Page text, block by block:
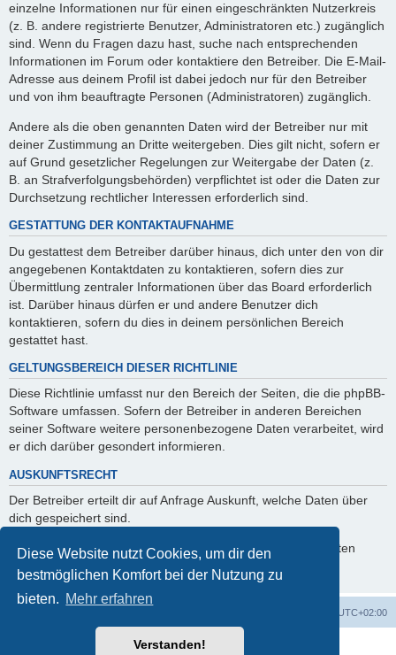
Diese Website nutzt Cookies, um dir den
bestmöglichen Komfort bei der Nutzung zu
bieten. Mehr erfahren
Verstanden!
einzelne Informationen nur für einen eingeschränkten Nutzerkreis
(z. B. andere registrierte Benutzer, Administratoren etc.) zugänglich
sind. Wenn du Fragen dazu hast, suche nach entsprechenden
Informationen im Forum oder kontaktiere den Betreiber. Die E-Mail-
Adresse aus deinem Profil ist dabei jedoch nur für den Betreiber
und von ihm beauftragte Personen (Administratoren) zugänglich.
Andere als die oben genannten Daten wird der Betreiber nur mit
deiner Zustimmung an Dritte weitergeben. Dies gilt nicht, sofern er
auf Grund gesetzlicher Regelungen zur Weitergabe der Daten (z.
B. an Strafverfolgungsbehörden) verpflichtet ist oder die Daten zur
Durchsetzung rechtlicher Interessen erforderlich sind.
GESTATTUNG DER KONTAKTAUFNAHME
Du gestattest dem Betreiber darüber hinaus, dich unter den von dir
angegebenen Kontaktdaten zu kontaktieren, sofern dies zur
Übermittlung zentraler Informationen über das Board erforderlich
ist. Darüber hinaus dürfen er und andere Benutzer dich
kontaktieren, sofern du dies in deinem persönlichen Bereich
gestattet hast.
GELTUNGSBEREICH DIESER RICHTLINIE
Diese Richtlinie umfasst nur den Bereich der Seiten, die die phpBB-
Software umfassen. Sofern der Betreiber in anderen Bereichen
seiner Software weitere personenbezogene Daten verarbeitet, wird
er dich darüber gesondert informieren.
AUSKUNFTSRECHT
Der Betreiber erteilt dir auf Anfrage Auskunft, welche Daten über
dich gespeichert sind.
Du kannst jederzeit die Löschung bzw. Sperrung deiner Daten
verlangen. Kontaktiere hierzu bitte den Betreiber.
UTC+02:00
Powered byphpBB® Forum Software © phpBB Limited